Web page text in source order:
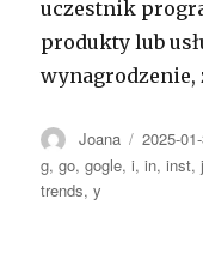
uczestnik
produkty lub
Autor
Joana 2025-
g,go,gogle,i,in,inst,
trends,y